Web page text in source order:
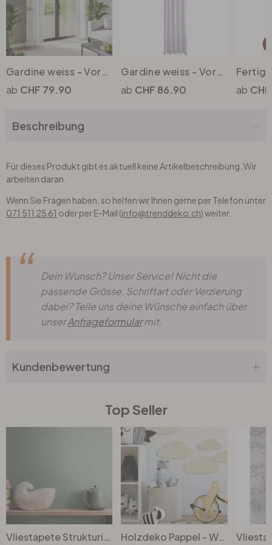
Wohnzimmer
Schlafzimmer
Jugendzimmer
Bad
Wohnzimmer
Schlafzimmer
Küche
Flur
Tapeten Grün
Tapeten Pink & Rosa
Tapeten Lila & Violett
Wohnzimmer
Schlafzimmer
Küche
Eingangsbereich
Gardine weiss - Vorhang mit verdeckten Schlaufen - Schlaufenschal
CHF 79.90
Gardine weiss - Vorhang halbtransparent - Gardine mit Linienmuster
CHF 86.90
Beschreibung
Für dieses Produkt gibt es aktuell keine Artikelbeschreibung. Wir
arbeiten daran.
Wenn Sie Fragen haben, so helfen wir Ihnen gerne per Telefon unter
071 511 25 61 oder per E-Mail (info@trenddeko.ch) weiter.
Dein Wunsch? Unser Service! Nicht die
passende Grösse, Schriftart oder Verzierung
dabei? Teile uns deine Wünsche einfach über
unserAnfrageformularmit.
Kundenbewertung
Top Seller
Vliestapete Strukturiert Uni Modern matt in Grün
Holzdeko Pappel - Wolken-Set (5-teilig)